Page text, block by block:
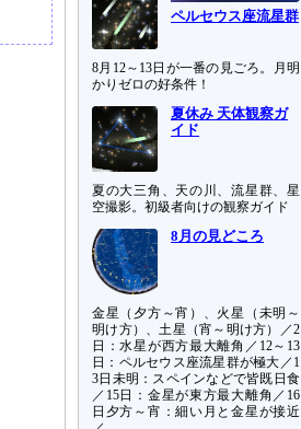
ペルセウス座流星群
8月12～13日が一番の見ごろ。月明
かりゼロの好条件！
夏休み 天体観察ガ
イド
夏の大三角、天の川、流星群、星
空撮影。初級者向けの観察ガイド
8月の見どころ
金星（夕方～宵）、火星（未明～
明け方）、土星（宵～明け方）／2
日：水星が西方最大離角／12～13
日：ペルセウス座流星群が極大／1
3日未明：スペインなどで皆既日食
／15日：金星が東方最大離角／16
日夕方～宵：細い月と金星が接近